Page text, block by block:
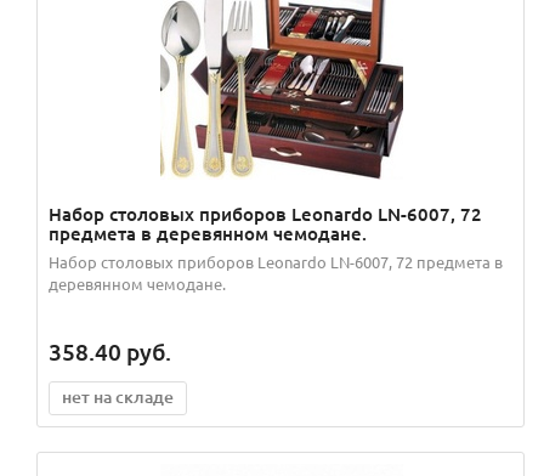
Набор столовых приборов Leonardo LN-6007, 72
предмета в деревянном чемодане.
Набор столовых приборов Leonardo LN-6007, 72 предмета в
деревянном чемодане.
358.40 руб.
нет на складе